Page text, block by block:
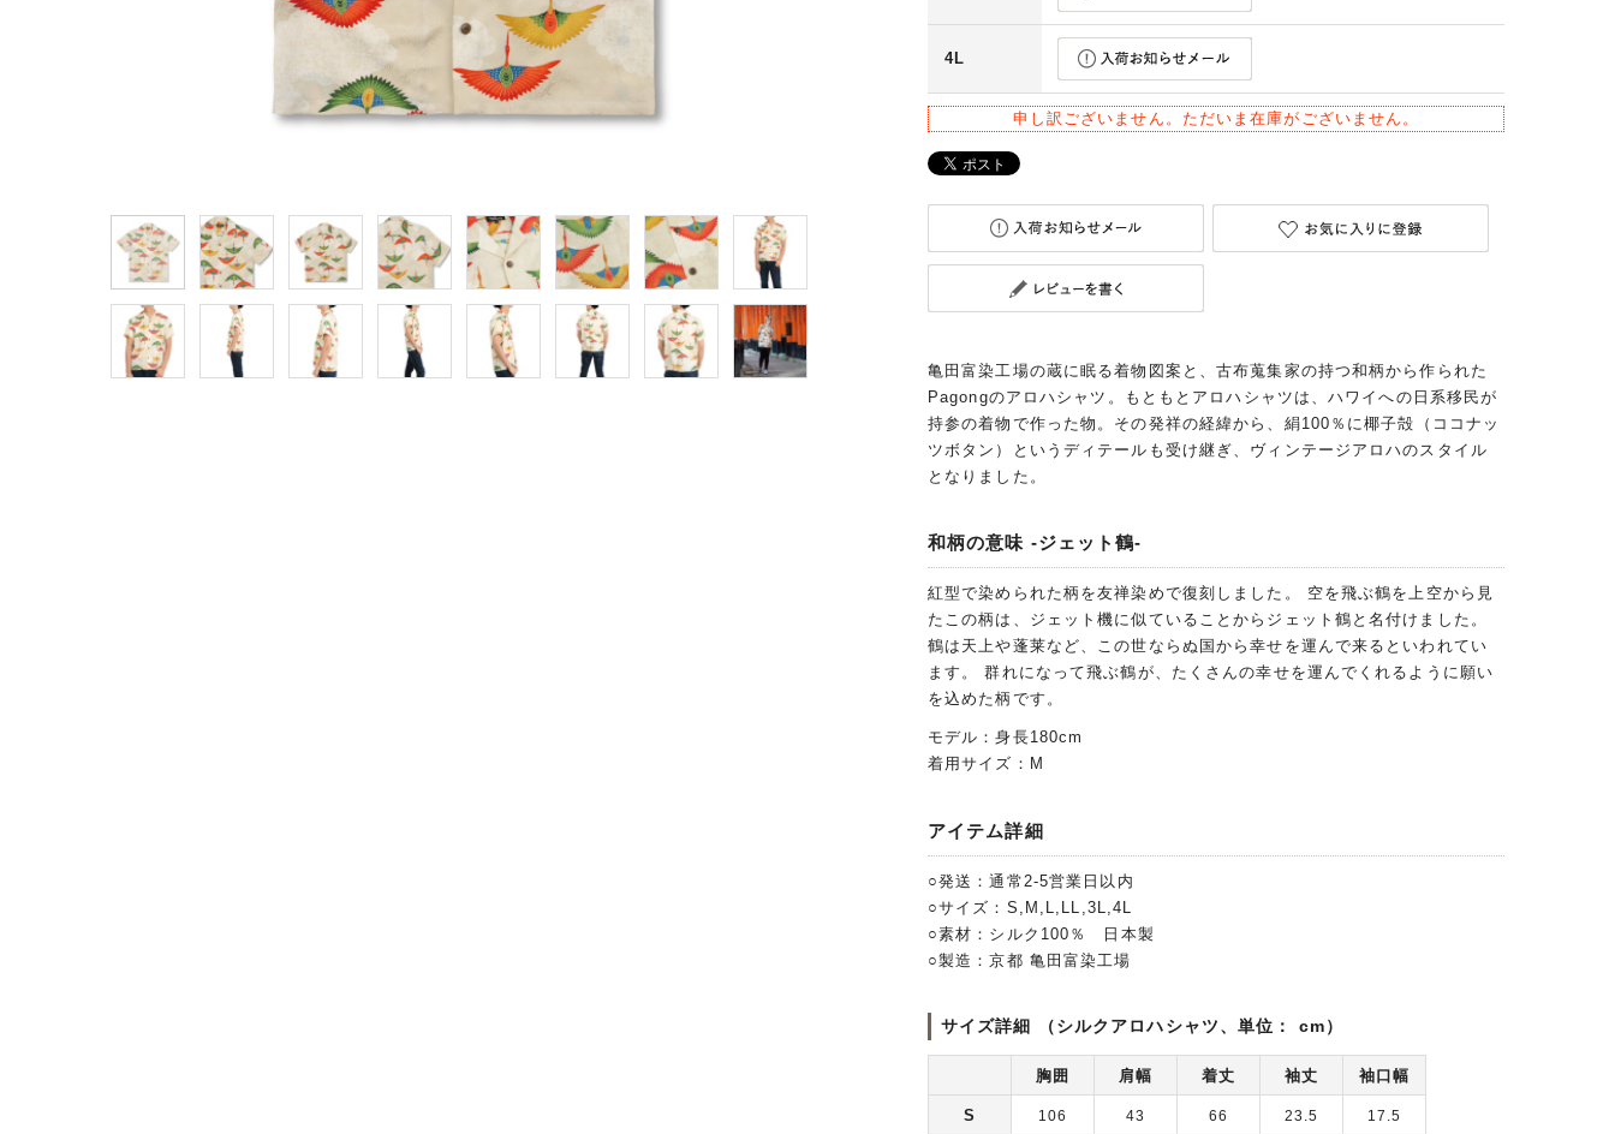
4L
申し訳ございません。ただいま在庫がございません。
亀田富染工場の蔵に眠る着物図案と、古布蒐集家の持つ和柄から作られた
Pagongのアロハシャツ。もともとアロハシャツは、ハワイへの日系移民が
持参の着物で作った物。その発祥の経緯から、絹100％に椰子殻（ココナッ
ツボタン）というディテールも受け継ぎ、ヴィンテージアロハのスタイル
となりました。
和柄の意味 -ジェット鶴-
紅型で染められた柄を友禅染めで復刻しました。 空を飛ぶ鶴を上空から見
たこの柄は、ジェット機に似ていることからジェット鶴と名付けました。
鶴は天上や蓬莱など、この世ならぬ国から幸せを運んで来るといわれてい
ます。 群れになって飛ぶ鶴が、たくさんの幸せを運んでくれるように願い
を込めた柄です。
モデル：身長180cm
着用サイズ：M
アイテム詳細
○発送：通常2-5営業日以内
○サイズ：S,M,L,LL,3L,4L
○素材：シルク100％ 日本製
○製造：京都 亀田富染工場
サイズ詳細 （シルクアロハシャツ、単位： cm）
胸囲 肩幅 着丈 袖丈 袖口幅
S 106 43 66 23.5 17.5